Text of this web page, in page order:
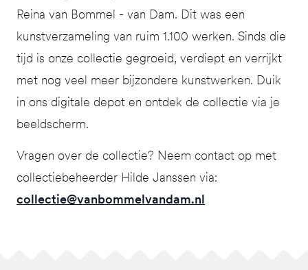
Reina van Bommel - van Dam. Dit was een
kunstverzameling van ruim 1.100 werken. Sinds die
tijd is onze collectie gegroeid, verdiept en verrijkt
met nog veel meer bijzondere kunstwerken. Duik
in ons digitale depot en ontdek de collectie via je
beeldscherm.
Vragen over de collectie? Neem contact op met
collectiebeheerder Hilde Janssen via:
collectie@vanbommelvandam.nl